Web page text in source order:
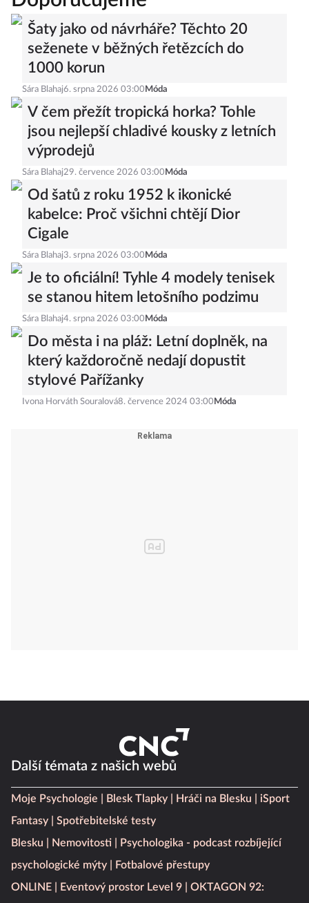
Šaty jako od návrháře? Těchto 20
seženete v běžných řetězcích do
1000 korun
Sára Blahaj6. srpna 2026 03:00 Móda
V čem přežít tropická horka? Tohle
jsou nejlepší chladivé kousky z letních
výprodejů
Sára Blahaj29. července 2026 03:00 Móda
Od šatů z roku 1952 k ikonické
kabelce: Proč všichni chtějí Dior
Cigale
Sára Blahaj3. srpna 2026 03:00 Móda
Je to oficiální! Tyhle 4 modely tenisek
se stanou hitem letošního podzimu
Sára Blahaj4. srpna 2026 03:00 Móda
Do města i na pláž: Letní doplněk, na
který každoročně nedají dopustit
stylové Pařížanky
Ivona Horváth Souralová8. července 2024 03:00 Móda
Další témata z našich webů
Moje Psychologie Blesk Tlapky Hráči na Blesku
iSport
Fantasy
Spotřebitelské testy
Blesku
Nemovitosti
Psychologika - podcast rozbíjející
psychologické mýty
Fotbalové přestupy
ONLINE
Eventový prostor Level 9
OKTAGON 92: